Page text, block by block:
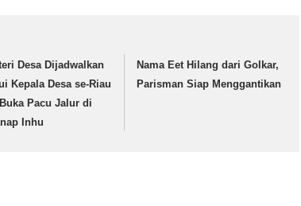
Desa Dijadwalkan
Kepala Desa se-Riau
Pacu Jalur di
Inhu
Nama Eet Hilang dari Golkar,
Parisman Siap Menggantikan